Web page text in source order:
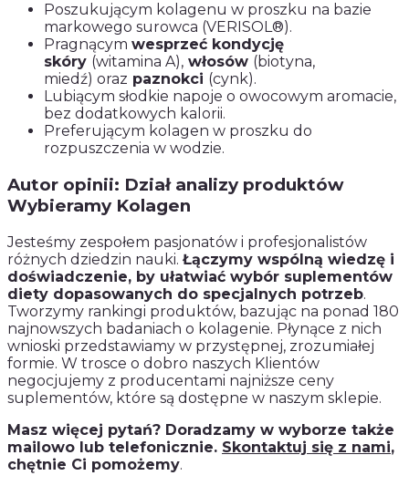
Poszukującym kolagenu w proszku na bazie
markowego surowca (VERISOL®).
Pragnącym wesprzeć kondycję
skóry (witamina A), włosów (biotyna,
miedź) oraz paznokci (cynk).
Lubiącym słodkie napoje o owocowym aromacie,
bez dodatkowych kalorii.
Preferującym kolagen w proszku do
rozpuszczenia w wodzie.
Autor opinii: Dział analizy produktów
Wybieramy Kolagen
Jesteśmy zespołem pasjonatów i profesjonalistów
różnych dziedzin nauki. Łączymy wspólną wiedzę i
doświadczenie, by ułatwiać wybór suplementów
diety dopasowanych do specjalnych potrzeb.
Tworzymy rankingi produktów, bazując na ponad 180
najnowszych badaniach o kolagenie. Płynące z nich
wnioski przedstawiamy w przystępnej, zrozumiałej
formie. W trosce o dobro naszych Klientów
negocjujemy z producentami najniższe ceny
suplementów, które są dostępne w naszym sklepie.
Masz więcej pytań? Doradzamy w wyborze także
mailowo lub telefonicznie. Skontaktuj się z nami,
chętnie Ci pomożemy.